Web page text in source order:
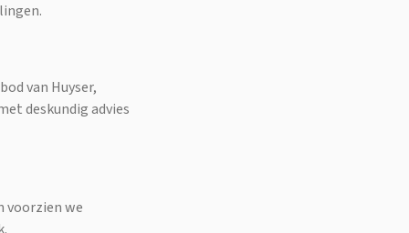
van Huyser,
deskundig advies
voorzien we